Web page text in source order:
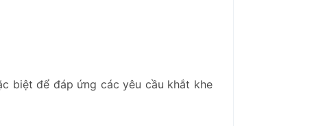
biệt để đáp ứng các yêu cầu khắt khe